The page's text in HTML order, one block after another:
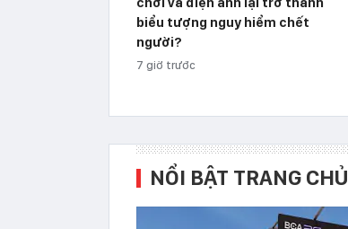
biểu tượng nguy hiểm chết
người?
7 giờ trước
NỔI BẬT TRANG CHỦ